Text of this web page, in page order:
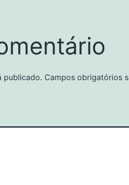
publicado. Campos obrigatórios